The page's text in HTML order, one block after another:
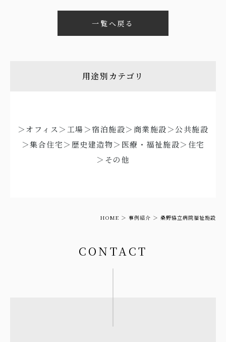
一覧へ戻る
用途別カテゴリ
＞オフィス ＞工場 ＞宿泊施設＞商業施設＞公共施設
＞集合住宅＞歴史建造物＞医療・福祉施設＞住宅
＞その他
HOME 事例紹介 桑野協立病院福祉施設
CONTACT